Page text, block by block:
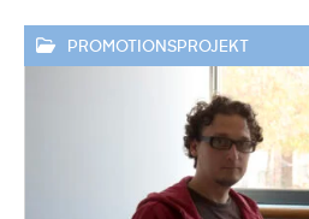
PROMOTIONSPROJEKT